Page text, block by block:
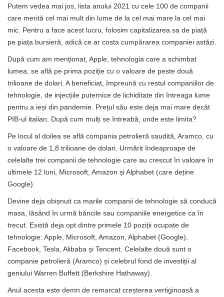
Putem vedea mai jos, lista anului 2021 cu cele 100 de companii
care merită cel mai mult din lume de la cel mai mare la cel mai
mic. Pentru a face acest lucru, folosim capitalizarea sa de piață
pe piața bursieră, adică ce ar costa cumpărarea companiei astăzi.
După cum am menționat, Apple, tehnologia care a schimbat
lumea, se află pe prima poziție cu o valoare de peste două
trilioane de dolari. A beneficiat, împreună cu restul companiilor de
tehnologie, de injecțiile puternice de lichiditate din întreaga lume
pentru a ieși din pandemie. Prețul său este deja mai mare decât
PIB-ul italian. După cum mulți se întreabă, unde este limita?
Pe locul al doilea se află compania petrolieră saudită, Aramco, cu
o valoare de 1,8 trilioane de dolari. Urmărit îndeaproape de
celelalte trei companii de tehnologie care au crescut în valoare în
ultimele 12 luni, Microsoft, Amazon și Alphabet (care deține
Google).
Devine deja obișnuit ca marile companii de tehnologie să conducă
masa, lăsând în urmă băncile sau companiile energetice ca în
trecut. Există deja opt dintre primele 10 poziții ocupate de
tehnologie: Apple, Microsoft, Amazon, Alphabet (Google),
Facebook, Tesla, Alibaba și Tencent. Celelalte două sunt o
companie petrolieră (Aramco) și celebrul fond de investiții al
geniului Warren Buffett (Berkshire Hathaway).
Anul acesta este demn de remarcat creșterea vertiginoasă a